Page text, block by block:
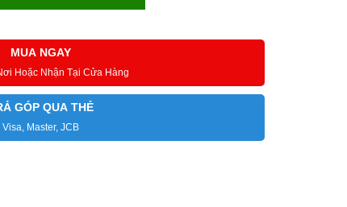
MUA NGAY
Hoặc Nhận Tại Cửa Hàng
GÓP QUA THẺ
Visa, Master, JCB